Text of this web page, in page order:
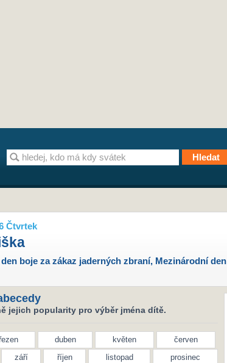
Čtvrtek
boje za zákaz jaderných zbraní, Mezinárodní den
jejich popularity pro výběr jména dítě.
duben květen
červen
září říjen listopad prosinec